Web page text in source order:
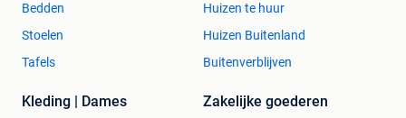
Bedden
Stoelen
Tafels
Huizen te huur
Huizen Buitenland
Buitenverblijven
Kleding | Dames Zakelijke goederen